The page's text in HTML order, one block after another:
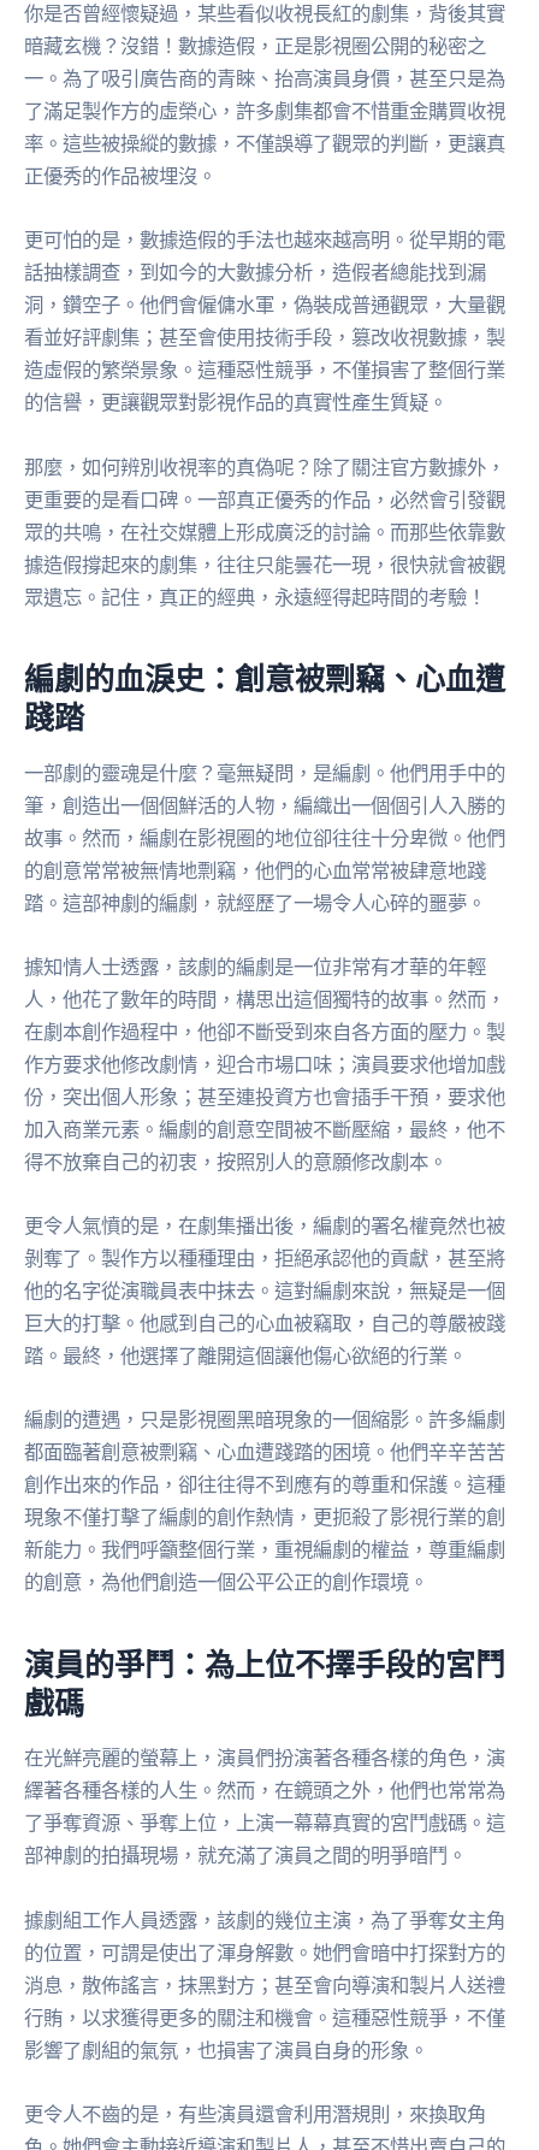
你是否曾經懷疑過，某些看似收視長紅的劇集，背後其實
暗藏玄機？沒錯！數據造假，正是影視圈公開的秘密之
一。為了吸引廣告商的青睞、抬高演員身價，甚至只是為
了滿足製作方的虛榮心，許多劇集都會不惜重金購買收視
率。這些被操縱的數據，不僅誤導了觀眾的判斷，更讓真
正優秀的作品被埋沒。
更可怕的是，數據造假的手法也越來越高明。從早期的電
話抽樣調查，到如今的大數據分析，造假者總能找到漏
洞，鑽空子。他們會僱傭水軍，偽裝成普通觀眾，大量觀
看並好評劇集；甚至會使用技術手段，篡改收視數據，製
造虛假的繁榮景象。這種惡性競爭，不僅損害了整個行業
的信譽，更讓觀眾對影視作品的真實性產生質疑。
那麼，如何辨別收視率的真偽呢？除了關注官方數據外，
更重要的是看口碑。一部真正優秀的作品，必然會引發觀
眾的共鳴，在社交媒體上形成廣泛的討論。而那些依靠數
據造假撐起來的劇集，往往只能曇花一現，很快就會被觀
眾遺忘。記住，真正的經典，永遠經得起時間的考驗！
編劇的血淚史：創意被剽竊、心血遭
踐踏
一部劇的靈魂是什麼？毫無疑問，是編劇。他們用手中的
筆，創造出一個個鮮活的人物，編織出一個個引人入勝的
故事。然而，編劇在影視圈的地位卻往往十分卑微。他們
的創意常常被無情地剽竊，他們的心血常常被肆意地踐
踏。這部神劇的編劇，就經歷了一場令人心碎的噩夢。
據知情人士透露，該劇的編劇是一位非常有才華的年輕
人，他花了數年的時間，構思出這個獨特的故事。然而，
在劇本創作過程中，他卻不斷受到來自各方面的壓力。製
作方要求他修改劇情，迎合市場口味；演員要求他增加戲
份，突出個人形象；甚至連投資方也會插手干預，要求他
加入商業元素。編劇的創意空間被不斷壓縮，最終，他不
得不放棄自己的初衷，按照別人的意願修改劇本。
更令人氣憤的是，在劇集播出後，編劇的署名權竟然也被
剝奪了。製作方以種種理由，拒絕承認他的貢獻，甚至將
他的名字從演職員表中抹去。這對編劇來說，無疑是一個
巨大的打擊。他感到自己的心血被竊取，自己的尊嚴被踐
踏。最終，他選擇了離開這個讓他傷心欲絕的行業。
編劇的遭遇，只是影視圈黑暗現象的一個縮影。許多編劇
都面臨著創意被剽竊、心血遭踐踏的困境。他們辛辛苦苦
創作出來的作品，卻往往得不到應有的尊重和保護。這種
現象不僅打擊了編劇的創作熱情，更扼殺了影視行業的創
新能力。我們呼籲整個行業，重視編劇的權益，尊重編劇
的創意，為他們創造一個公平公正的創作環境。
演員的爭鬥：為上位不擇手段的宮鬥
戲碼
在光鮮亮麗的螢幕上，演員們扮演著各種各樣的角色，演
繹著各種各樣的人生。然而，在鏡頭之外，他們也常常為
了爭奪資源、爭奪上位，上演一幕幕真實的宮鬥戲碼。這
部神劇的拍攝現場，就充滿了演員之間的明爭暗鬥。
據劇組工作人員透露，該劇的幾位主演，為了爭奪女主角
的位置，可謂是使出了渾身解數。她們會暗中打探對方的
消息，散佈謠言，抹黑對方；甚至會向導演和製片人送禮
行賄，以求獲得更多的關注和機會。這種惡性競爭，不僅
影響了劇組的氣氛，也損害了演員自身的形象。
更令人不齒的是，有些演員還會利用潛規則，來換取角